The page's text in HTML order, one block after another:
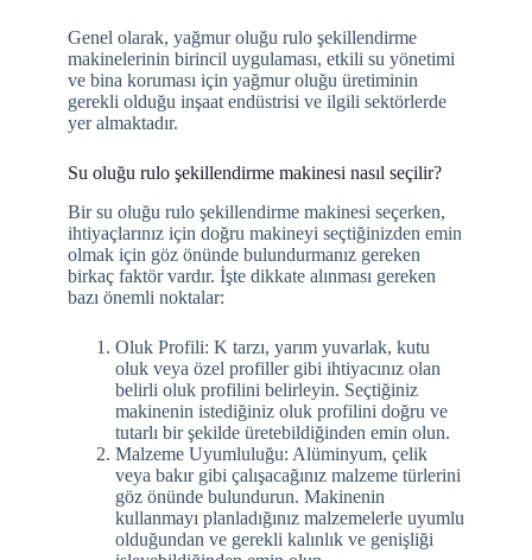
Genel olarak, yağmur oluğu rulo şekillendirme
makinelerinin birincil uygulaması, etkili su yönetimi
ve bina koruması için yağmur oluğu üretiminin
gerekli olduğu inşaat endüstrisi ve ilgili sektörlerde
yer almaktadır.
Su oluğu rulo şekillendirme makinesi nasıl seçilir?
Bir su oluğu rulo şekillendirme makinesi seçerken,
ihtiyaçlarınız için doğru makineyi seçtiğinizden emin
olmak için göz önünde bulundurmanız gereken
birkaç faktör vardır. İşte dikkate alınması gereken
bazı önemli noktalar:
Oluk Profili: K tarzı, yarım yuvarlak, kutu
oluk veya özel profiller gibi ihtiyacınız olan
belirli oluk profilini belirleyin. Seçtiğiniz
makinenin istediğiniz oluk profilini doğru ve
tutarlı bir şekilde üretebildiğinden emin olun.
Malzeme Uyumluluğu: Alüminyum, çelik
veya bakır gibi çalışacağınız malzeme türlerini
göz önünde bulundurun. Makinenin
kullanmayı planladığınız malzemelerle uyumlu
olduğundan ve gerekli kalınlık ve genişliği